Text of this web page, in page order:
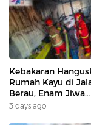
Kebakaran
Rumah Kayu di
Berau, Enam Jiwa
Terdampak
3 days ago